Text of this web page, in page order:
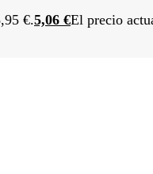
€.5,06 €El precio